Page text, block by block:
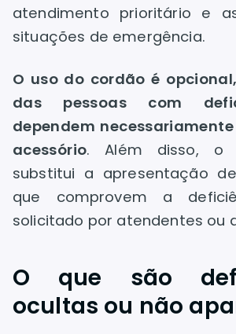
atendimento prioritário e
situações de emergência.
O uso do cordão é
das pessoas com
dependem
acessório. Além disso, o
substitui a apresentação
que comprovem a
solicitado por atendentes ou
O que são
ocultas ou não